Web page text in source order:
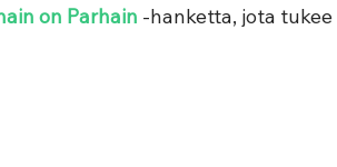
on Parhain -hanketta, jota tukee